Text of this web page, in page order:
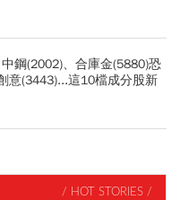
鋼(2002)、合庫金(5880)恐
意(3443)...這10檔成分股新
/ HOT STORIES /